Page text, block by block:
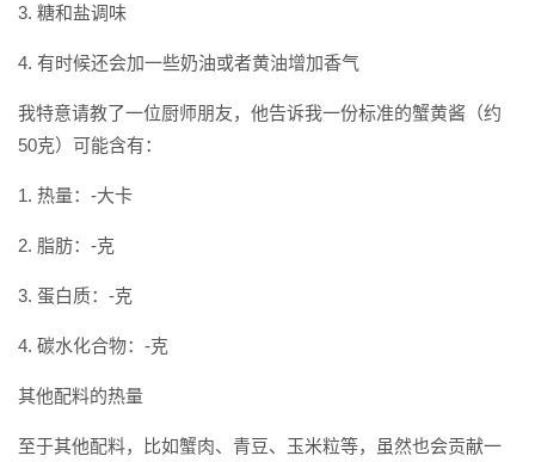
3. 糖和盐调味
4. 有时候还会加一些奶油或者黄油增加香气
我特意请教了一位厨师朋友，他告诉我一份标准的蟹黄酱（约
50克）可能含有：
1. 热量：-大卡
2. 脂肪：-克
3. 蛋白质：-克
4. 碳水化合物：-克
其他配料的热量
至于其他配料，比如蟹肉、青豆、玉米粒等，虽然也会贡献一